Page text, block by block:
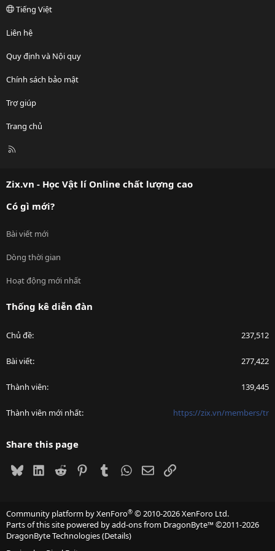
Tiếng Việt
Liên hệ
Quy định và Nội quy
Chính sách bảo mật
Trợ giúp
Trang chủ
R
Zix.vn - Học Vật lí Online chất lượng cao
Có gì mới?
Bài viết mới
Dòng thời gian
Hoạt động mới nhất
Thống kê diễn đàn
Chủ đề 237,512
Bài viết 277,422
Thành viên 139,445
Thành viên mới nhất https://zix.vn/members/tr
Share this page
BlueskyLinkedIn
Reddit PinterestTumblrWhatsApp
EmailLink
Community platform by XenForo® © 2010-2026 XenForo Ltd.
Parts of this site powered byadd-ons from DragonByte™©2011-2026
DragonByte Technologies(Details)